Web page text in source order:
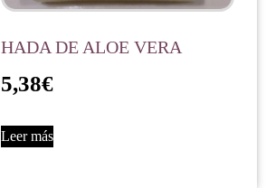
HADA DE ALOE VERA
5,38€
Leer más